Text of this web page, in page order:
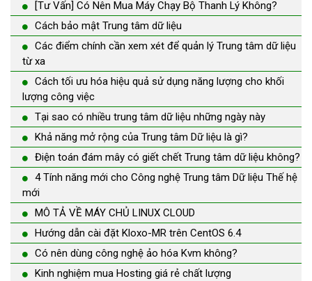
[Tư Vấn] Có Nên Mua Máy Chạy Bộ Thanh Lý Không?
Cách bảo mật Trung tâm dữ liệu
Các điểm chính cần xem xét để quản lý Trung tâm dữ liệu
từ xa
Cách tối ưu hóa hiệu quả sử dụng năng lượng cho khối
lượng công việc
Tại sao có nhiều trung tâm dữ liệu những ngày này
Khả năng mở rộng của Trung tâm Dữ liệu là gì?
Điện toán đám mây có giết chết Trung tâm dữ liệu không?
4 Tính năng mới cho Công nghệ Trung tâm Dữ liệu Thế hệ
mới
MÔ TẢ VỀ MÁY CHỦ LINUX CLOUD
Hướng dẫn cài đặt Kloxo-MR trên CentOS 6.4
Có nên dùng công nghệ ảo hóa Kvm không?
Kinh nghiệm mua Hosting giá rẻ chất lượng